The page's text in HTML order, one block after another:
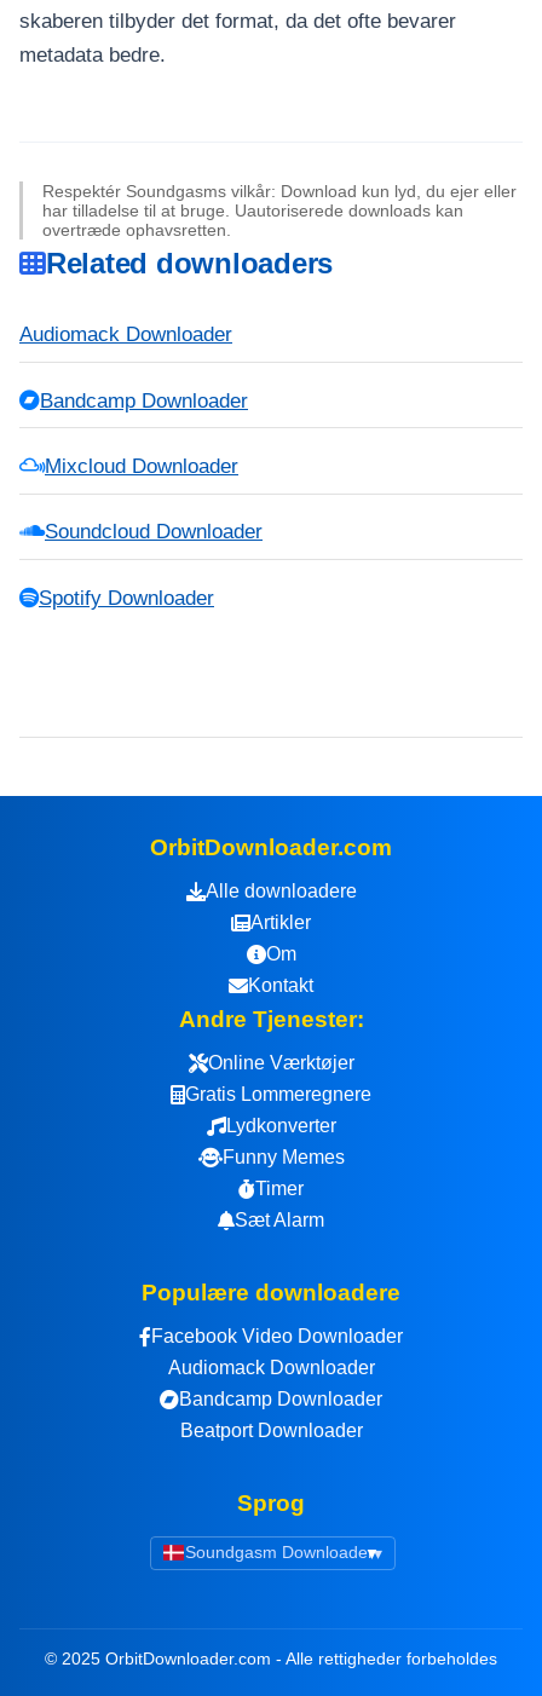
skaberen tilbyder det format, da det ofte bevarer
metadata bedre.
Respektér Soundgasms vilkår: Download kun lyd, du ejer eller
har tilladelse til at bruge. Uautoriserede downloads kan
overtræde ophavsretten.
Related downloaders
Audiomack Downloader
Bandcamp Downloader
Mixcloud Downloader
Soundcloud Downloader
Spotify Downloader
OrbitDownloader.com
Alle downloadere
Artikler
Om
Kontakt
Andre Tjenester:
Online Værktøjer
Gratis Lommeregnere
Lydkonverter
Funny Memes
Timer
Sæt Alarm
Populære downloadere
Facebook Video Downloader
Audiomack Downloader
Bandcamp Downloader
Beatport Downloader
Sprog
Soundgasm Downloader▾
© 2025 OrbitDownloader.com - Alle rettigheder forbeholdes